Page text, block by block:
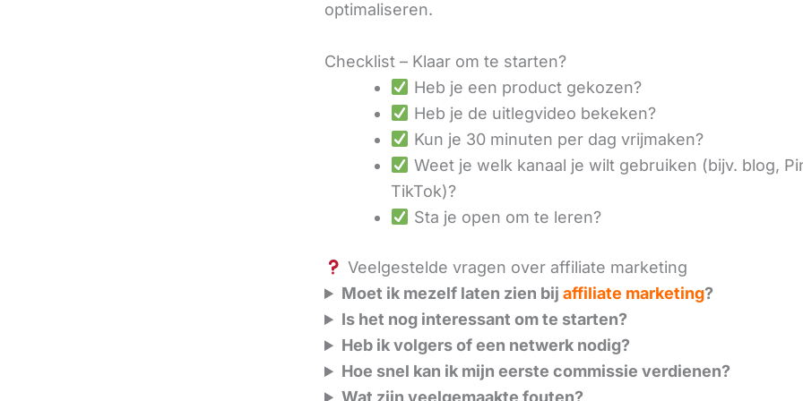
optimaliseren.
Checklist – Klaar om te starten?
Heb je een product gekozen?
Heb je de uitlegvideo bekeken?
Kun je 30 minuten per dag vrijmaken?
Weet je welk kanaal je wilt gebruiken (bijv. blog,
TikTok)?
Sta je open om te leren?
Veelgestelde vragen over affiliate marketing
Moet ik mezelf laten zien bijaffiliate marketing?
Is het nog interessant om te starten?
Heb ik volgers of een netwerk nodig?
Hoe snel kan ik mijn eerste commissie verdienen?
Wat zijn veelgemaakte fouten?